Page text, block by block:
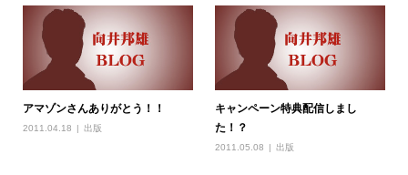
アマゾンさんありがとう！！
2011.04.18 出版
キャンペーン特典配信しまし
た！？
2011.05.08 出版